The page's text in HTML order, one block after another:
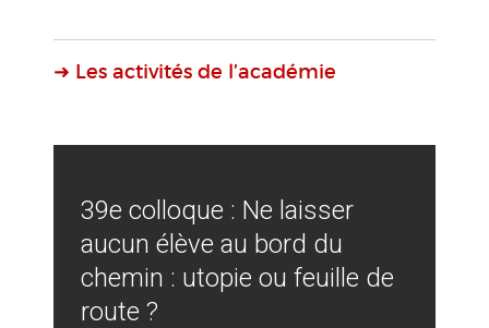
➜ Les activités de l’académie
39e colloque : Ne laisser
aucun élève au bord du
chemin : utopie ou feuille de
route ?